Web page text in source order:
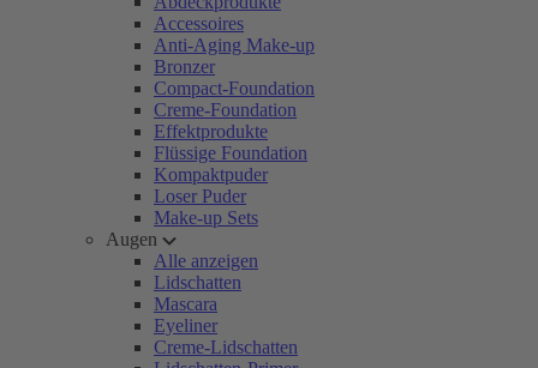
Accessoires
Anti-Aging Make-up
Bronzer
Compact-Foundation
Creme-Foundation
Effektprodukte
Flüssige Foundation
Kompaktpuder
Loser Puder
Make-up Sets
Augen
Alle anzeigen
Lidschatten
Mascara
Eyeliner
Creme-Lidschatten